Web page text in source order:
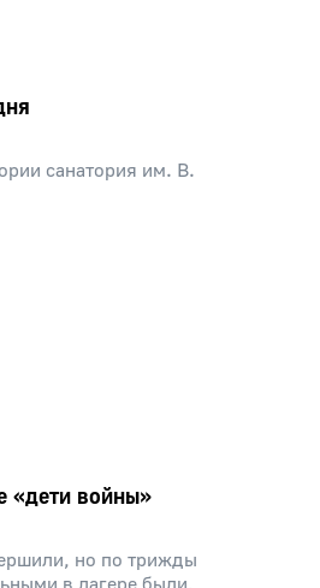
санатория им. В.
«дети войны»
но по трижды